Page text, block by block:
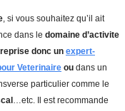
, si vous souhaitez qu’il ait
dans le domaine d’activite
donc un expert-
Veterinaire ou dans un
particulier comme le
…etc. Il est recommande